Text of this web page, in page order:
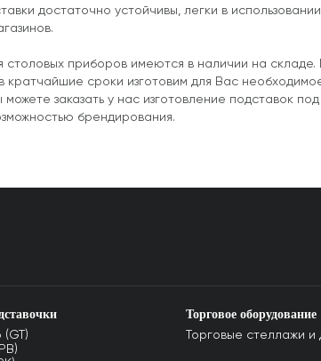
достаточно устойчивы, легки в
приборов имеются в наличии на складе.
кратчайшие сроки изготовим для Вас
заказать у нас изготовление подставок
брендирования.
Торговое оборудование
Торговые стеллажи и